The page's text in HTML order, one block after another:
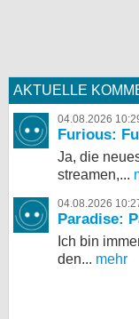
AKTUELLE
04.08.2026
Furious:
Ja, die
streamen,...
04.08.2026
Paradise:
Ich bin
den... mehr